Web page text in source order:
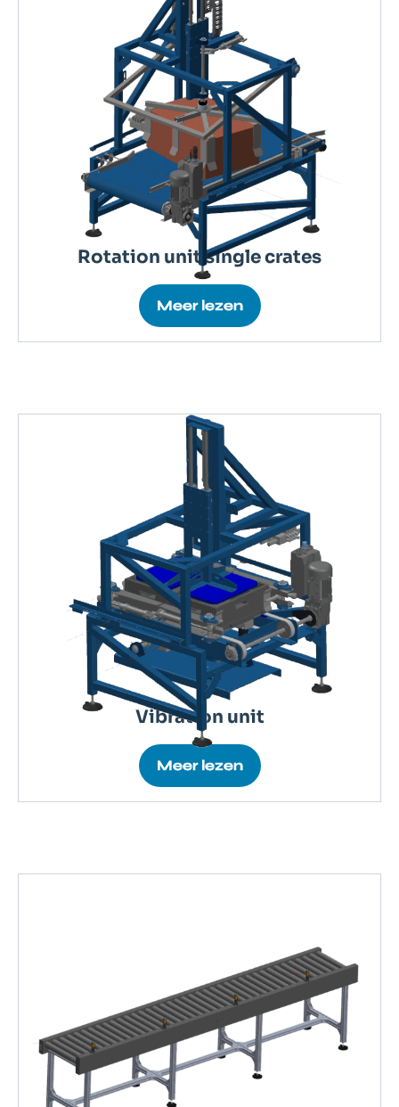
Rotation unit single crates
Meer lezen
Vibration unit
Meer lezen